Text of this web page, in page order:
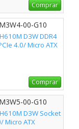
Comprar
00-G10
D3W DDR4
4.0/ Micro ATX
Comprar
00-G10
D3W Socket
Micro ATX